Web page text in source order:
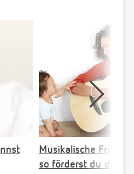
Musikalische
so förderst du dein